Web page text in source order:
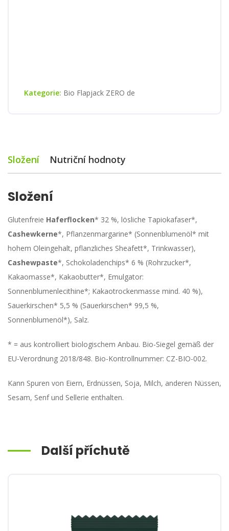
Kategorie: Bio Flapjack ZERO de
Složení Nutriční hodnoty
Složení
Glutenfreie Haferflocken* 32 %, lösliche Tapiokafaser*,
Cashewkerne*, Pflanzenmargarine* (Sonnenblumenöl* mit
hohem Oleingehalt, pflanzliches Sheafett*, Trinkwasser),
Cashewpaste*, Schokoladenchips* 6 % (Rohrzucker*,
Kakaomasse*, Kakaobutter*, Emulgator:
Sonnenblumenlecithine*; Kakaotrockenmasse mind. 40 %),
Sauerkirschen* 5,5 % (Sauerkirschen* 99,5 %,
Sonnenblumenöl*), Salz.
* = aus kontrolliert biologischem Anbau. Bio-Siegel gemäß der
EU-Verordnung 2018/848. Bio-Kontrollnummer: CZ-BIO-002.
Kann Spuren von Eiern, Erdnüssen, Soja, Milch, anderen Nüssen,
Sesam, Senf und Sellerie enthalten.
Další příchutě